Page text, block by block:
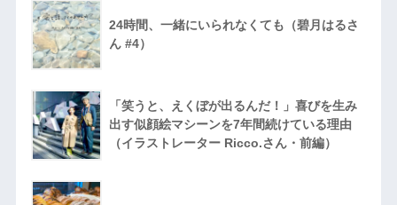
24時間、一緒にいられなくても（碧月はるさ
ん #4）
「笑うと、えくぼが出るんだ！」喜びを生み
出す似顔絵マシーンを7年間続けている理由
（イラストレーター Ricco.さん・前編）